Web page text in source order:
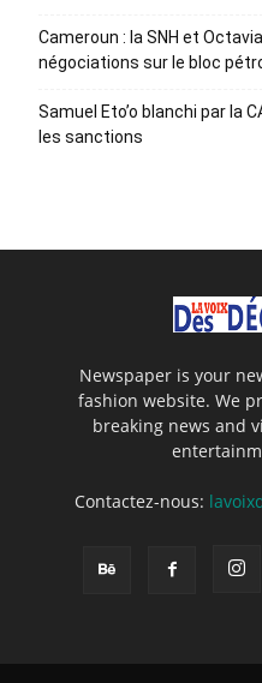
Cameroun : la SNH et
négociations sur le bloc
Samuel Eto’o blanchi par la
les sanctions
Newspaper is your
fashion website. We
breaking news and
Contactez-nous: